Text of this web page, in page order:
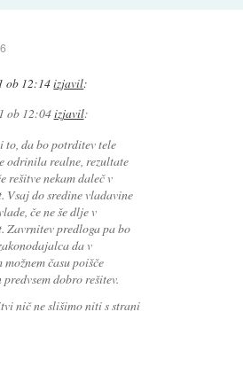
ob 12:14izjavil:
ob 12:04izjavil:
to, da bo potrditev tele
odrinila realne, rezultate
rešitve nekam daleč v
Vsaj do sredine vladavine
če ne še dlje v
Zavrnitev predloga pa bo
da v
času poišče
dobro rešitev.
nič ne slišimo niti s strani